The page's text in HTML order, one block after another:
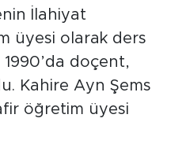
İlahiyat
üyesi olarak ders
doçent,
Kahire Ayn Şems
öğretim üyesi